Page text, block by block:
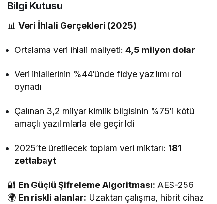
Bilgi Kutusu
📊Veri İhlali Gerçekleri (2025)
Ortalama veri ihlali maliyeti:4,5 milyon dolar
Veri ihlallerinin %44’ünde fidye yazılımı rol
oynadı
Çalınan 3,2 milyar kimlik bilgisinin %75’i kötü
amaçlı yazılımlarla ele geçirildi
2025’te üretilecek toplam veri miktarı: 181
zettabayt
🔐 En Güçlü Şifreleme Algoritması: AES-256
🌍 En riskli alanlar: Uzaktan çalışma, hibrit cihaz